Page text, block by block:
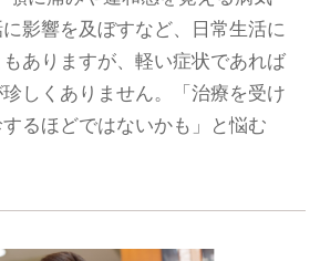
影響を及ぼすなど、日常生活に
ありますが、軽い症状であれば
しくありません。「治療を受け
るほどではないかも」と悩む